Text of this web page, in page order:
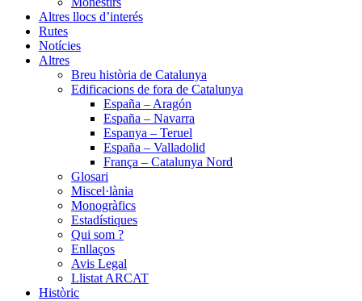
Altres llocs d’interés
Rutes
Notícies
Altres
Breu història de Catalunya
Edificacions de fora de Catalunya
España – Aragón
España – Navarra
Espanya – Teruel
España – Valladolid
França – Catalunya Nord
Glosari
Miscel·lània
Monogràfics
Estadístiques
Qui som ?
Enllaços
Avis Legal
Llistat ARCAT
Històric